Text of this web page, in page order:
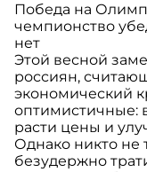
Победа на
чемпионство
нет
Этой весной
россиян,
экономический
оптимистичные:
расти цены и
Однако никто не
безудержно